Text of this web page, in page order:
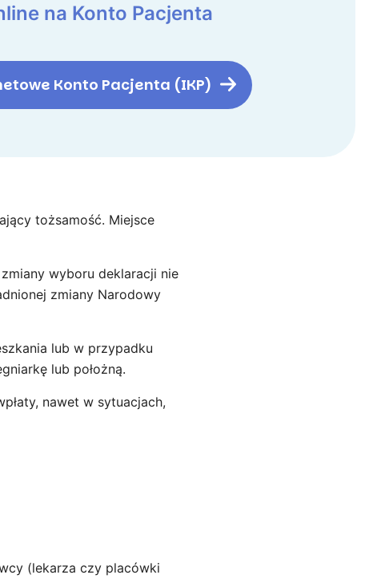
na Konto Pacjenta
Konto Pacjenta (IKP)
tożsamość. Miejsce
wyboru deklaracji nie
zmiany Narodowy
lub w przypadku
lub położną.
nawet w sytuacjach,
(lekarza czy placówki